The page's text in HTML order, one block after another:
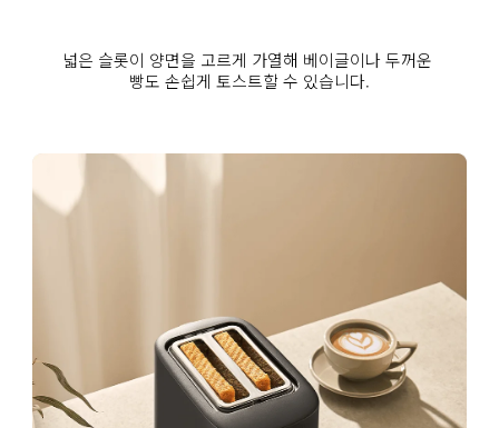
넓은 슬롯이 양면을 고르게 가열해 베이글이나 두꺼운
빵도 손쉽게 토스트할 수 있습니다.